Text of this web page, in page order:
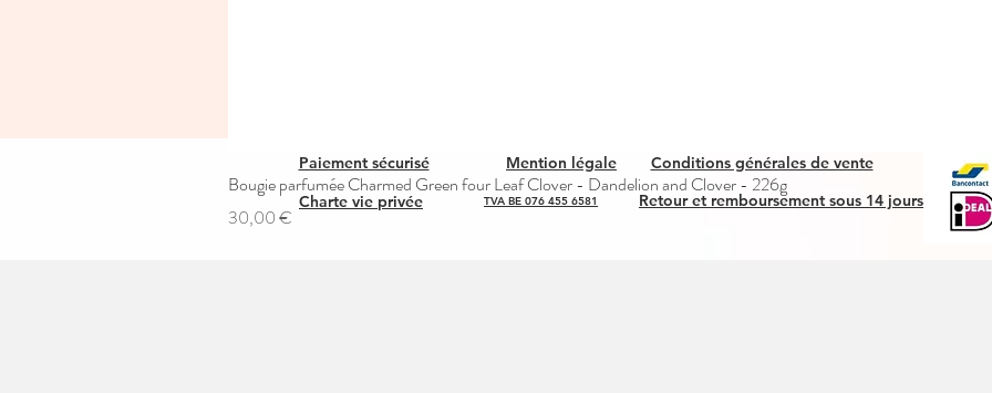
Aperçu rapide
Bougie parfumée Charmed Green four Leaf Clover - Dandelion and Clover - 226g
Prix
30,00 €
Paiement sécurisé Mention légale
Conditions générales de vente
Charte vie privée
Retour et remboursement sous 14 jours
TVA BE 076 455 6581